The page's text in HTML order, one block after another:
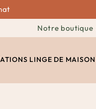
Notre boutique
LINGE DE MAISON